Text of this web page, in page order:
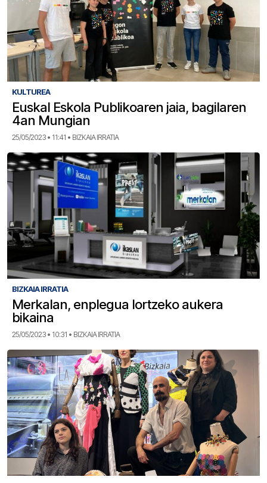
KULTUREA
Euskal Eskola Publikoaren jaia, bagilaren
4an Mungian
25/05/2023 • 11:41 • BIZKAIA IRRATIA
BIZKAIA IRRATIA
Merkalan, enplegua lortzeko aukera
bikaina
25/05/2023 • 10:31 • BIZKAIA IRRATIA